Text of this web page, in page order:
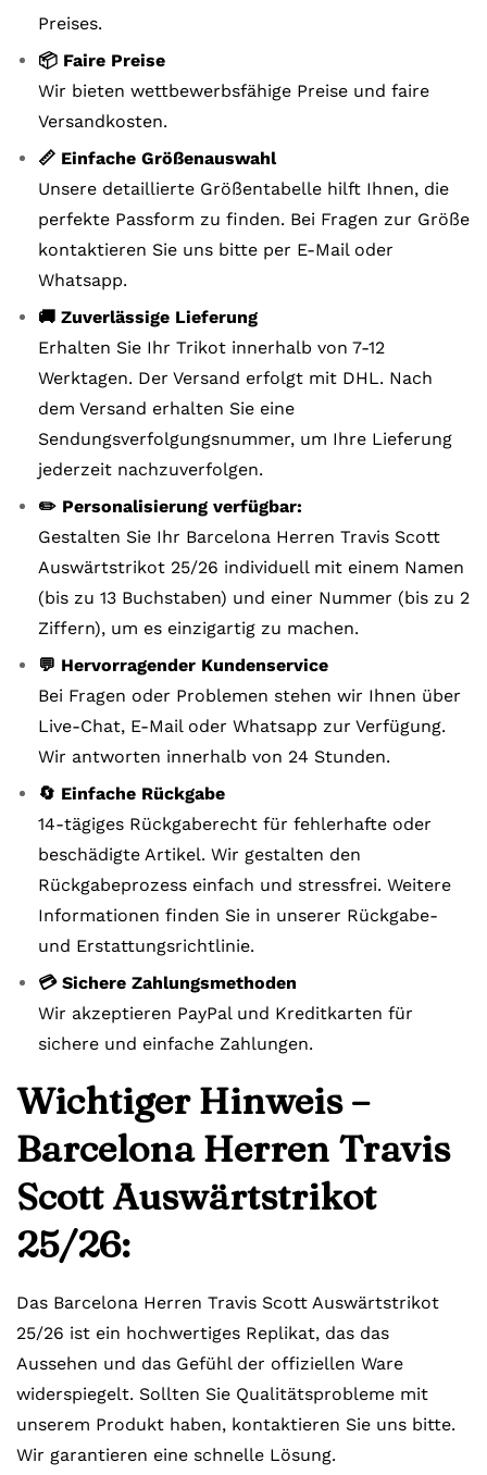
Preises.
📦 Faire Preise
Wir bieten wettbewerbsfähige Preise und faire
Versandkosten.
📏 Einfache Größenauswahl
Unsere detaillierte Größentabelle hilft Ihnen, die
perfekte Passform zu finden. Bei Fragen zur Größe
kontaktieren Sie uns bitte per E-Mail oder
Whatsapp.
🚚 Zuverlässige Lieferung
Erhalten Sie Ihr Trikot innerhalb von 7-12
Werktagen. Der Versand erfolgt mit DHL. Nach
dem Versand erhalten Sie eine
Sendungsverfolgungsnummer, um Ihre Lieferung
jederzeit nachzuverfolgen.
✏️ Personalisierung verfügbar:
Gestalten Sie Ihr Barcelona Herren Travis Scott
Auswärtstrikot 25/26 individuell mit einem Namen
(bis zu 13 Buchstaben) und einer Nummer (bis zu 2
Ziffern), um es einzigartig zu machen.
💬 Hervorragender Kundenservice
Bei Fragen oder Problemen stehen wir Ihnen über
Live-Chat, E-Mail oder Whatsapp zur Verfügung.
Wir antworten innerhalb von 24 Stunden.
🔄 Einfache Rückgabe
14-tägiges Rückgaberecht für fehlerhafte oder
beschädigte Artikel. Wir gestalten den
Rückgabeprozess einfach und stressfrei. Weitere
Informationen finden Sie in unserer Rückgabe-
und Erstattungsrichtlinie.
💳 Sichere Zahlungsmethoden
Wir akzeptieren PayPal und Kreditkarten für
sichere und einfache Zahlungen.
Wichtiger Hinweis –
Barcelona Herren Travis
Scott Auswärtstrikot
25/26:
Das Barcelona Herren Travis Scott Auswärtstrikot
25/26 ist ein hochwertiges Replikat, das das
Aussehen und das Gefühl der offiziellen Ware
widerspiegelt. Sollten Sie Qualitätsprobleme mit
unserem Produkt haben, kontaktieren Sie uns bitte.
Wir garantieren eine schnelle Lösung.